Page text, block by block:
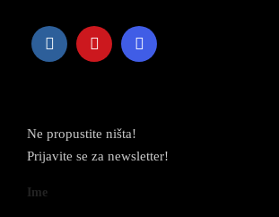
Ne propustite ništa!
Prijavite se za newsletter!
Ime